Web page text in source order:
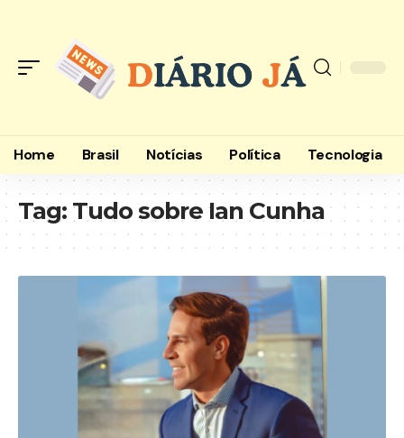
Home Brasil Notícias Política Tecnologia
Tag: Tudo sobre Ian Cunha